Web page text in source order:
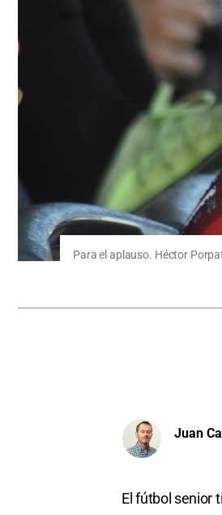
Para el aplauso. Héctor
Juan
El fútbol senior